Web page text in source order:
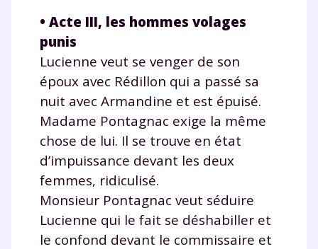
• Acte III, les hommes volages
punis
Lucienne veut se venger de son
époux avec Rédillon qui a passé sa
nuit avec Armandine et est épuisé.
Madame Pontagnac exige la même
chose de lui. Il se trouve en état
d’impuissance devant les deux
femmes, ridiculisé.
Monsieur Pontagnac veut séduire
Lucienne qui le fait se déshabiller et
le confond devant le commissaire et